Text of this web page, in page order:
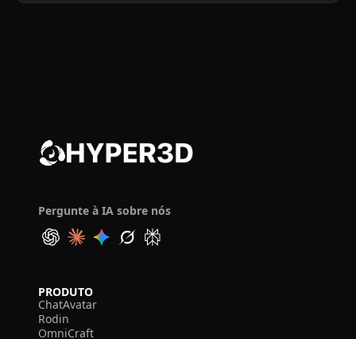
Pergunte à IA sobre nós
PRODUTO
ChatAvatar
Rodin
OmniCraft